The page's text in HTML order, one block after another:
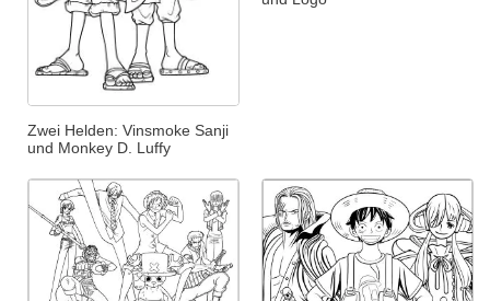
Zwei Helden: Vinsmoke Sanji
und Monkey D. Luffy